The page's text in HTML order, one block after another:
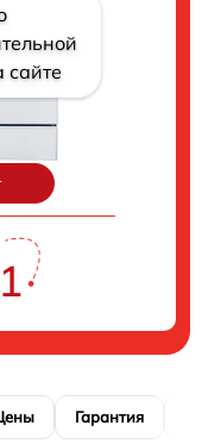
сайте
Гарантия